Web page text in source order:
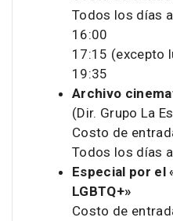
Todos los días
16:00
17:15 (excepto
19:35
Archivo
(Dir. Grupo La
Costo de
Todos los días
Especial por el
LGBTQ+»
Costo de